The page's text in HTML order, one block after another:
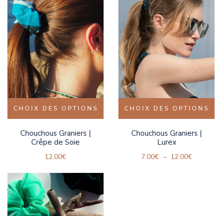
CHOIX DES OPTIONS
Chouchous Graniers |
Crêpe de Soie
12.00€
CHOIX DES OPTIONS
Chouchous Graniers |
Lurex
7.00€ – 12.00€